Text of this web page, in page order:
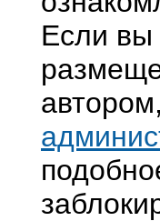
Если вы